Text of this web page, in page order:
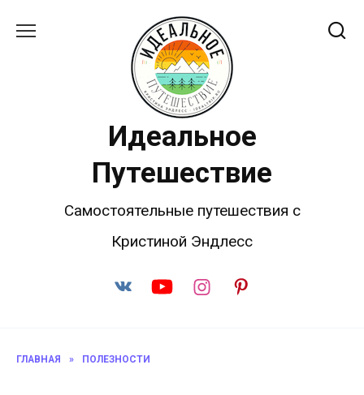
Идеальное
Путешествие
Самостоятельные путешествия с
Кристиной Эндлесс
ГЛАВНАЯ » ПОЛЕЗНОСТИ